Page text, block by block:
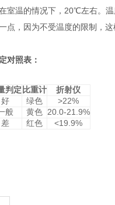
室温的情况下， 20℃左右。温
点，因为不受温度的限制，
对照表：
判定 比重计
折射仪
好 绿色
>22%
般 黄色 20.0-21.9%
差 红色 <19.9%